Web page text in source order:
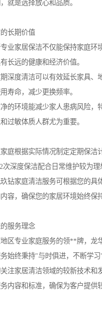
就是选择放心和品质。
长期价值
业家居保洁不仅能保持家庭环
长远的健康和经济价值。
深度清洁可以有效延长家具、
寿命，减少更换频率。
的环境能减少家人患病风险，
过敏体质人群尤为重要。
庭根据实际情况制定定期保洁
次深度保洁配合日常维护较为理
钻家庭清洁服务可根据您的具
容，确保您的家居环境始终保
服务理念
区专业家庭服务的领**牌，龙
始终秉持"与时俱进，不断学习"
注家居清洁领域的较新技术和
内容和标准，确保为客户提供